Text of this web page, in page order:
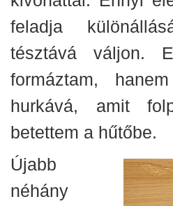
feladja
tésztává váljon.
formáztam,
hurkává, amit
betettem a hűtőbe.
Újabb
néhány